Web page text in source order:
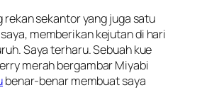
rekan sekantor yang juga satu
memberikan kejutan di hari
Saya terharu. Sebuah kue
merah bergambar Miyabi
benar-benar membuat saya